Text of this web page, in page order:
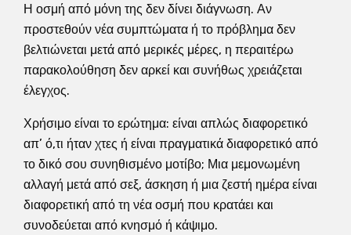
Η οσμή από μόνη της δεν δίνει διάγνωση. Αν
προστεθούν νέα συμπτώματα ή το πρόβλημα δεν
βελτιώνεται μετά από μερικές μέρες, η περαιτέρω
παρακολούθηση δεν αρκεί και συνήθως χρειάζεται
έλεγχος.
Χρήσιμο είναι το ερώτημα: είναι απλώς διαφορετικό
απ’ ό,τι ήταν χτες ή είναι πραγματικά διαφορετικό από
το δικό σου συνηθισμένο μοτίβο; Μια μεμονωμένη
αλλαγή μετά από σεξ, άσκηση ή μια ζεστή ημέρα είναι
διαφορετική από τη νέα οσμή που κρατάει και
συνοδεύεται από κνησμό ή κάψιμο.